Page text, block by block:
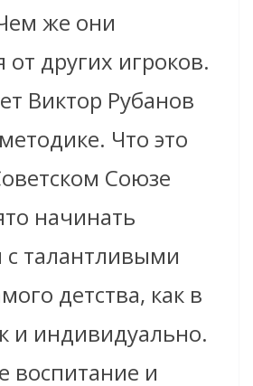
же они
от других игроков.
Виктор Рубанов
Что это
Союзе
начинать
с талантливыми
детства, как в
и индивидуально.
воспитание и